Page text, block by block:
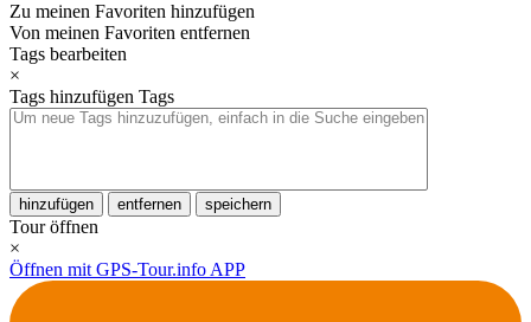
Zu meinen Favoriten hinzufügen
Von meinen Favoriten entfernen
Tags bearbeiten
×
Tags hinzufügen Tags
hinzufügen entfernen speichern
Tour öffnen
×
Öffnen mit GPS-Tour.info APP